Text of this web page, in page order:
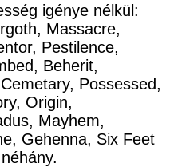
igénye nélkül:
Massacre,
Pestilence,
Beherit,
Possessed,
Origin,
Mayhem,
Gehenna, Six Feet